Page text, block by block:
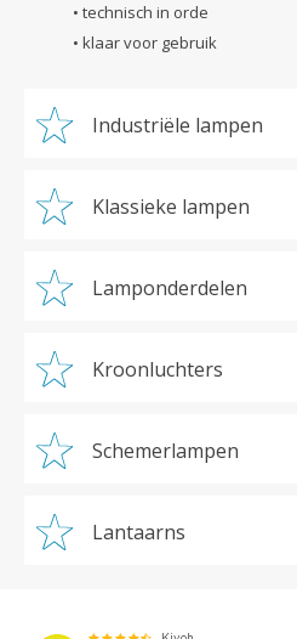
• technisch in orde
• klaar voor gebruik
Industriële lampen
Klassieke lampen
Lamponderdelen
Kroonluchters
Schemerlampen
Lantaarns